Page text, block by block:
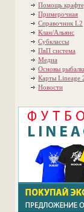
Помощь
Примерочная
Справочник L2
Клан/Альянс
Субклассы
ПвП система
Медиа
Основы
Карты Lineage
Новости